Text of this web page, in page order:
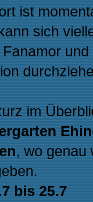
ist
sich
im
, wo genau
bis 25.7